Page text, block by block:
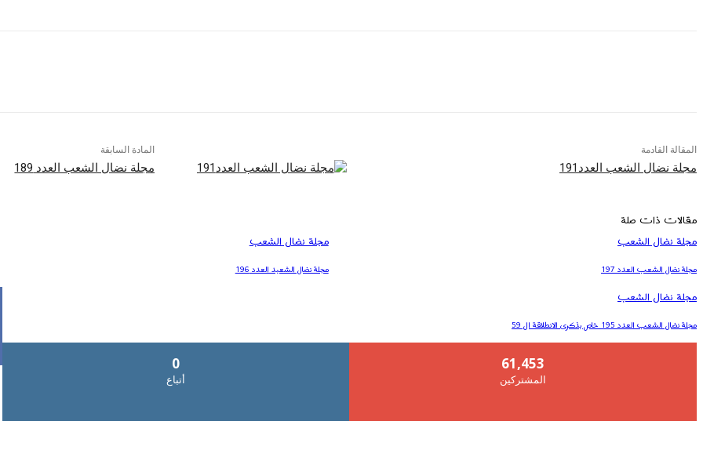
المادة السابقة
مجلة نضال الشعب العدد 189
المقالة القادمة
مجلة نضال الشعب العدد191
مقالات ذات صلة
مجلة نضال الشعب
مجلة نضال الشعب العدد 197
مجلة نضال الشعب
مجلة نضال الشعبد العدد 196
مجلة نضال الشعب
مجلة نضال الشعب العدد 195 خاص بذكرى الانطلاقة ال 59
0
أتباع
61,453
المشتركين